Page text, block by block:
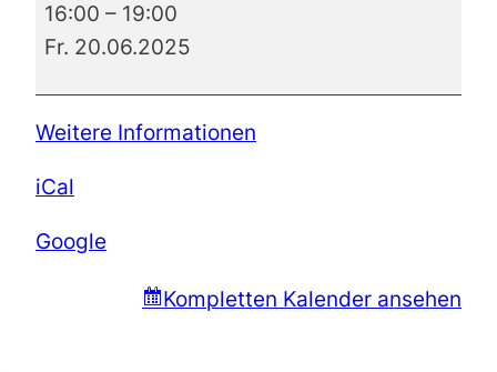
Workshop
16:00 – 19:00
Fr. 20.06.2025
Weitere Informationen
iCal
Google
Kompletten Kalender ansehen